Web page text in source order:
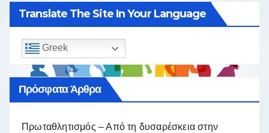
Translate The Site In Your Language
Greek
Πρόσφατα Άρθρα
Πρωταθλητισμός – Από τη δυσαρέσκεια στην